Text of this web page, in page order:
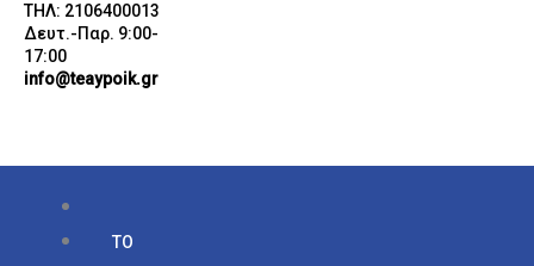
ΤΗΛ: 2106400013
Δευτ.-Παρ. 9:00-
17:00
info@teaypoik.gr
ΤΟ